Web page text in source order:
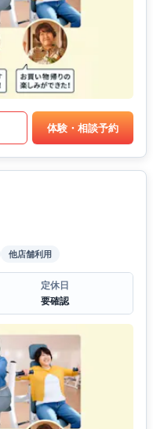
体験・相談予約
他店舗利用
定休日
要確認